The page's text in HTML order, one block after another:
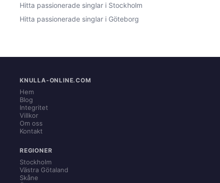
Hitta passionerade singlar i Stockholm
Hitta passionerade singlar i Göteborg
KNULLA-ONLINE.COM
Hem
Blog
Integritet
Villkor
Om oss
Kontakt
REGIONER
Stockholm
Västra Götaland
Skåne